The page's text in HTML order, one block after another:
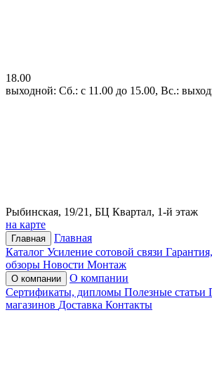
18.00
выходной: Сб.: с 11.00 до 15.00, Вс.:
Рыбинская, 19/21, БЦ Квартал, 1-й этаж
на карте
Главная
Главная
Каталог Усиление сотовой связи
обзоры Новости Монтаж
О компании
О компании
Сертификаты, дипломы Полезные статьи
магазинов Доставка Контакты